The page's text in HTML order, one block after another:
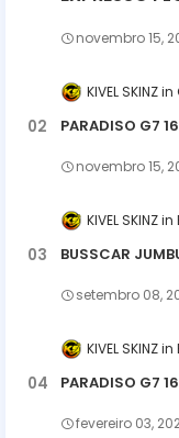
novembro 15,
KIVEL SKINZ
PARADISO G7
novembro 15,
KIVEL SKINZ
BUSSCAR
setembro 08,
KIVEL SKINZ
PARADISO G7
fevereiro 03,